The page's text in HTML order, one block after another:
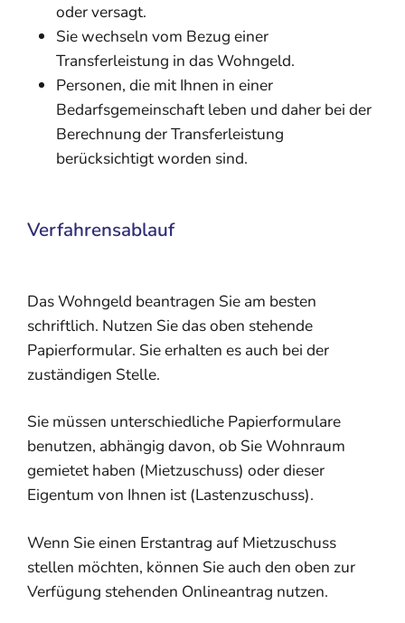
oder versagt.
Sie wechseln vom Bezug einer
Transferleistung in das Wohngeld.
Personen, die mit Ihnen in einer
Bedarfsgemeinschaft leben und daher bei der
Berechnung der Transferleistung
berücksichtigt worden sind.
Verfahrensablauf
Das Wohngeld beantragen Sie am besten
schriftlich. Nutzen Sie das oben stehende
Papierformular. Sie erhalten es auch bei der
zuständigen Stelle.
Sie müssen unterschiedliche Papierformulare
benutzen, abhängig davon, ob Sie Wohnraum
gemietet haben (Mietzuschuss) oder dieser
Eigentum von Ihnen ist (Lastenzuschuss).
Wenn Sie einen Erstantrag auf Mietzuschuss
stellen möchten, können Sie auch den oben zur
Verfügung stehenden Onlineantrag nutzen.